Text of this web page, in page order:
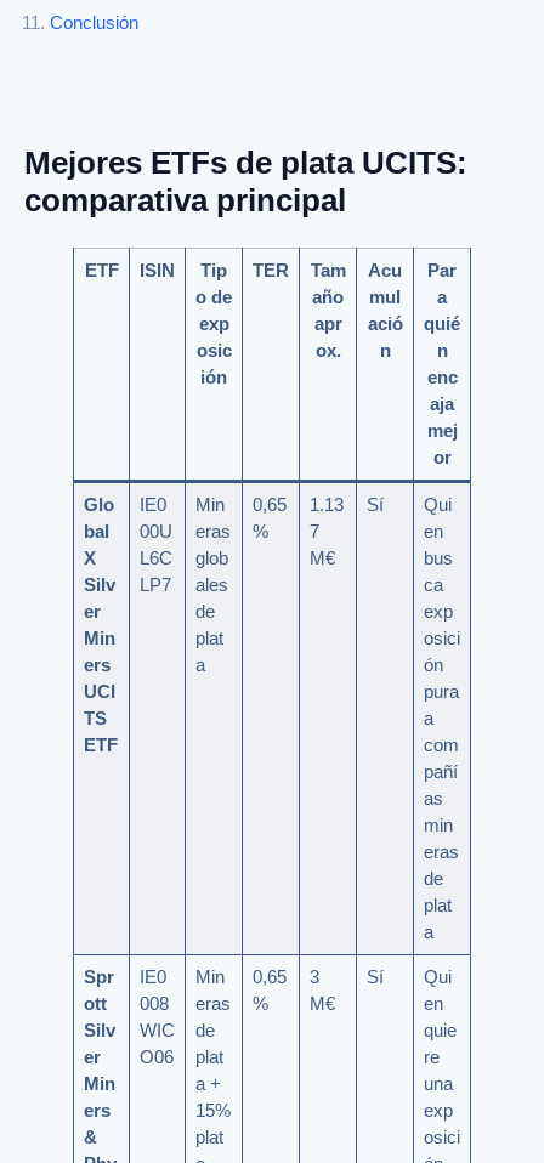
Conclusión
Mejores ETFs de plata UCITS:
comparativa principal
ETF ISIN
Tip
o de
exp
osic
ión
TER
Tam
año
apr
ox.
Acu
mul
ació
n
Par
a
quié
n
enc
aja
mej
or
Glo
bal
X
Silv
er
Min
ers
UCI
TS
ETF
IE0
00U
L6C
LP7
Min
eras
glob
ales
de
plat
a
0,65
%
1.13
7
M€
Sí
Qui
en
bus
ca
exp
osici
ón
pura
a
com
pañí
as
min
eras
de
plat
a
Spr
ott
Silv
er
Min
ers
&
IE0
008
WIC
O06
Min
eras
de
plat
a +
15%
plat
0,65
%
3
M€
Sí
Qui
en
quie
re
una
exp
osici